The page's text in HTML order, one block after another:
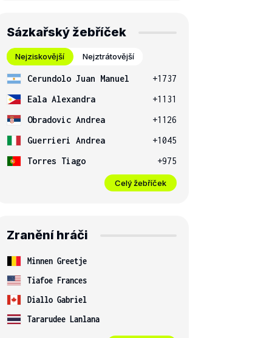
Sázkařský žebříček
Nejziskovější Nejztrátovější
Cerundolo Juan Manuel
+1737
Eala Alexandra
+1131
Obradovic Andrea
+1126
Guerrieri Andrea
+1045
Torres Tiago
+975
Celý žebříček
Zranění hráči
Minnen Greetje
Tiafoe Frances
Diallo Gabriel
Tararudee Lanlana